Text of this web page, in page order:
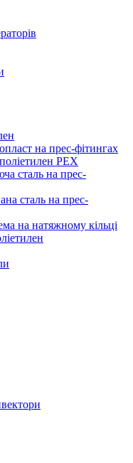
на прес-фітингах
PEX
сталь на прес-
сталь на прес-
на натяжному кільці